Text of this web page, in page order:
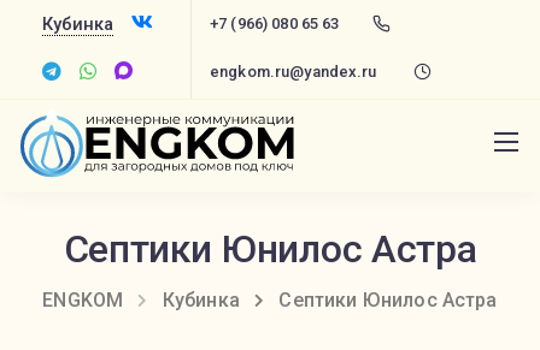
Кубинка +7 (966) 080 65 63
engkom.ru@yandex.ru
Септики Юнилос Астра
ENGKOM Кубинка Септики Юнилос Астра